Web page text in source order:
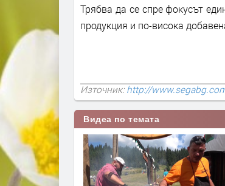
Трябва да се спре фокусът
продукция и по-висока
Източник:http://
Видеа по темата